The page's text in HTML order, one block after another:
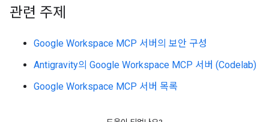
관련 주제
Google Workspace MCP 서버의 보안 구성
Antigravity의 Google Workspace MCP 서버 (Codelab)
Google Workspace MCP 서버 목록